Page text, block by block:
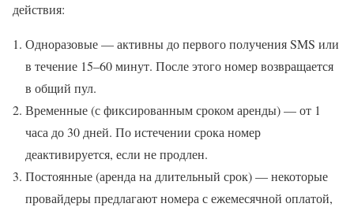
действия:
Одноразовые — активны до первого получения SMS или
в течение 15–60 минут. После этого номер возвращается
в общий пул.
Временные (с фиксированным сроком аренды) — от 1
часа до 30 дней. По истечении срока номер
деактивируется, если не продлен.
Постоянные (аренда на длительный срок) — некоторые
провайдеры предлагают номера с ежемесячной оплатой,